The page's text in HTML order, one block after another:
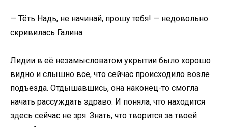
— Тёть Надь, не начинай, прошу тебя! — недовольно
скривилась Галина.
Лидии в её незамысловатом укрытии было хорошо
видно и слышно всё, что сейчас происходило возле
подъезда. Отдышавшись, она наконец-то смогла
начать рассуждать здраво. И поняла, что находится
здесь сейчас не зря. Знать, что творится за твоей